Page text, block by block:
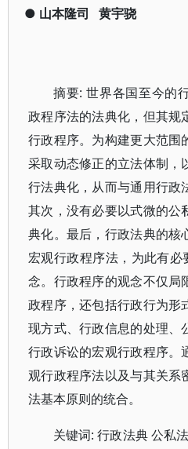
● 山本隆司 黄宇骁
摘要: 世界各国至今的
政程序法的法典化，但其规
行政程序。为构建更大范围
采取动态修正的立法体制，
行法典化，从而与通用行政
其次，没有必要以式微的公
典化。最后，行政法典的核
宏观行政程序法，为此有必
念。行政程序的观念不仅局
政程序，还包括行政行为形
现方式、行政信息的处理、
行政诉讼的宏观行政程序。
观行政程序法以及与其关系
法基本原则的统合。
关键词: 行政法典 公私